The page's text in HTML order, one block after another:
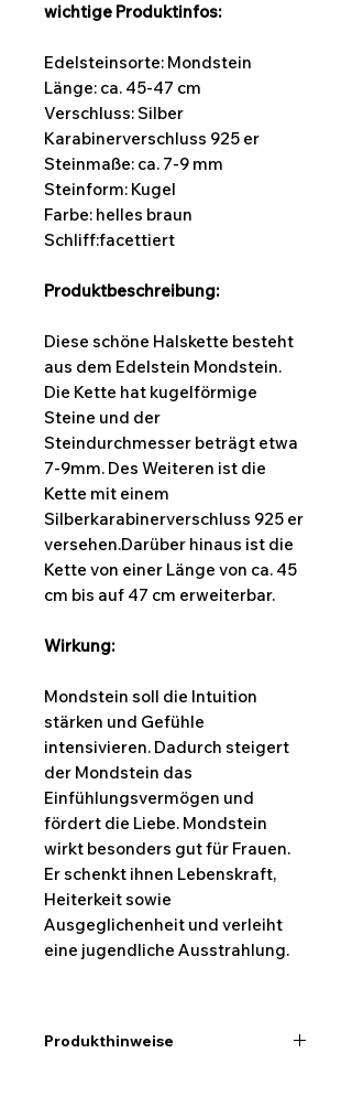
wichtige Produktinfos:
Edelsteinsorte: Mondstein
Länge: ca. 45-47 cm
Verschluss: Silber
Karabinerverschluss 925 er
Steinmaße: ca. 7-9 mm
Steinform: Kugel
Farbe: helles braun
Schliff:facettiert
Produktbeschreibung:
Diese schöne Halskette besteht
aus dem Edelstein Mondstein.
Die Kette hat kugelförmige
Steine und der
Steindurchmesser beträgt etwa
7-9mm. Des Weiteren ist die
Kette mit einem
Silberkarabinerverschluss 925 er
versehen.Darüber hinaus ist die
Kette von einer Länge von ca. 45
cm bis auf 47 cm erweiterbar.
Wirkung:
Mondstein soll die Intuition
stärken und Gefühle
intensivieren. Dadurch steigert
der Mondstein das
Einfühlungsvermögen und
fördert die Liebe. Mondstein
wirkt besonders gut für Frauen.
Er schenkt ihnen Lebenskraft,
Heiterkeit sowie
Ausgeglichenheit und verleiht
eine jugendliche Ausstrahlung.
Produkthinweise